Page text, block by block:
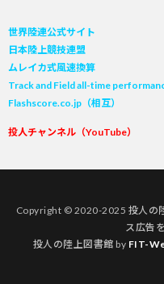
世界陸連公式サイト
日本陸上競技連盟
ムレイカ式風速換算
Track and Field all-time
Flashscore.co.jp（相互）
投人チャンネル（YouTube）
Copyright © 2020-2025 投人の
ス広告
投人の陸上図書館 by FIT-